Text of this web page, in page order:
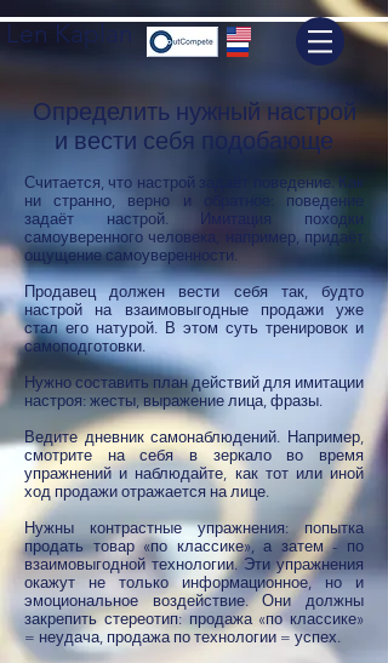
Len Kaplan
Определить нужный настрой
и вести себя подобающе
Считается, что настрой задаёт поведение. Как
ни странно, верно и обратное: поведение
задаёт настрой. Имитация походки
самоуверенного человека, например, придаёт
ощущение самоуверенности.
Продавец должен вести себя так, будто
настрой на взаимовыгодные продажи уже
стал его натурой. В этом суть тренировок и
самоподготовки.
Нужно составить план действий для имитации
настроя: жесты, выражение лица, фразы.
Ведите дневник самонаблюдений. Например,
смотрите на себя в зеркало во время
упражнений и наблюдайте, как тот или иной
ход продажи отражается на лице.
Нужны контрастные упражнения: попытка
продать товар «по классике», а затем - по
взаимовыгодной технологии. Эти упражнения
окажут не только информационное, но и
эмоциональное воздействие. Они должны
закрепить стереотип: продажа «по классике»
= неудача, продажа по технологии = успех.